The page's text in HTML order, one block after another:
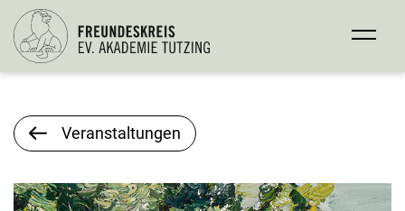
Veranstaltungen